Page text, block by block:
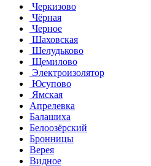
Черкизово
Чёрная
Черное
Шаховская
Шелудьково
Щемилово
Электроизолятор
Юсупово
Ямская
Апрелевка
Балашиха
Белоозёрский
Бронницы
Верея
Видное